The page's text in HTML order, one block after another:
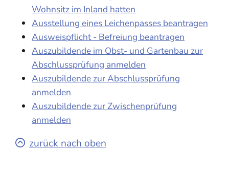
Wohnsitz im Inland hatten
Ausstellung eines Leichenpasses beantragen
Ausweispflicht - Befreiung beantragen
Auszubildende im Obst- und Gartenbau zur
Abschlussprüfung anmelden
Auszubildende zur Abschlussprüfung
anmelden
Auszubildende zur Zwischenprüfung
anmelden
zurück nach oben